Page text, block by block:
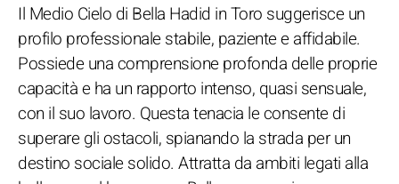
Il Medio Cielo di Bella Hadid in Toro suggerisce un
profilo professionale stabile, paziente e affidabile.
Possiede una comprensione profonda delle proprie
capacità e ha un rapporto intenso, quasi sensuale,
con il suo lavoro. Questa tenacia le consente di
superare gli ostacoli, spianando la strada per un
destino sociale solido. Attratta da ambiti legati alla